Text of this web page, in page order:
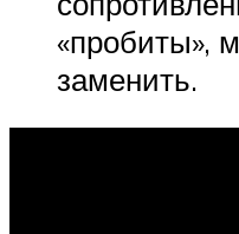
«пробиты»,
заменить.